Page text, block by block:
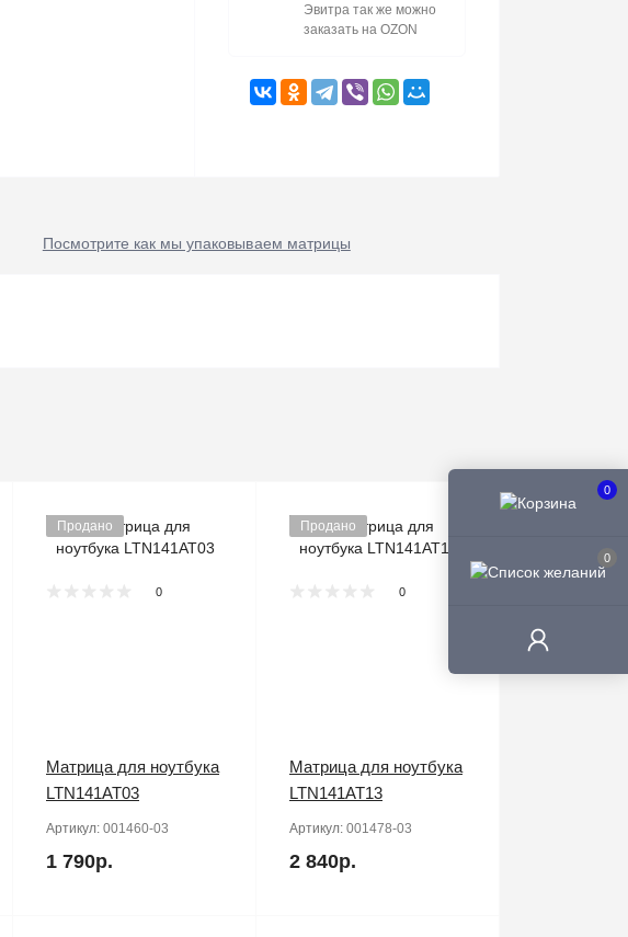
0
0
Эвитра так же можно
заказать на OZON
Посмотрите как мы упаковываем матрицы
Продано
0
Матрица для ноутбука
LTN141AT03
Артикул: 001460-03
1 790р.
Продано
0
Матрица для ноутбука
LTN141AT13
Артикул: 001478-03
2 840р.